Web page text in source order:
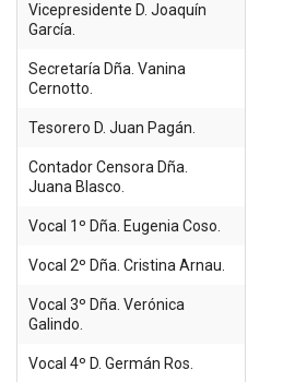
Vicepresidente D. Joaquín
García.
Secretaría Dña. Vanina
Cernotto.
Tesorero D. Juan Pagán.
Contador Censora Dña.
Juana Blasco.
Vocal 1º Dña. Eugenia Coso.
Vocal 2º Dña. Cristina Arnau.
Vocal 3º Dña. Verónica
Galindo.
Vocal 4º D. Germán Ros.